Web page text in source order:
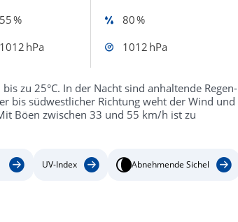
55 %
80 %
1012 hPa 1012 hPa
zu 25°C. In der Nacht sind anhaltende Regen-
bis südwestlicher Richtung weht der Wind und
Böen zwischen 33 und 55 km/h ist zu
UV-Index Abnehmende Sichel